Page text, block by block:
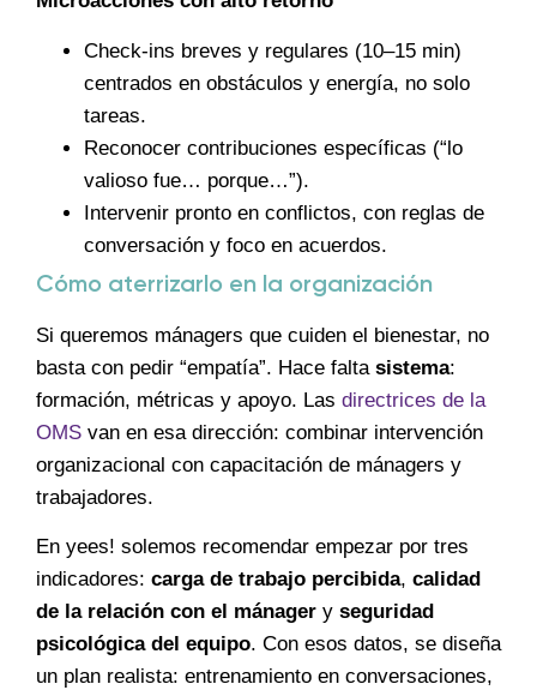
Check-ins breves y regulares (10–15 min)
centrados en obstáculos y energía, no solo
tareas.
Reconocer contribuciones específicas (“lo
valioso fue… porque…”).
Intervenir pronto en conflictos, con reglas de
conversación y foco en acuerdos.
Cómo aterrizarlo en la organización
Si queremos mánagers que cuiden el bienestar, no
basta con pedir “empatía”. Hace falta sistema:
formación, métricas y apoyo. Las directrices de la
OMS van en esa dirección: combinar intervención
organizacional con capacitación de mánagers y
trabajadores.
En yees! solemos recomendar empezar por tres
indicadores: carga de trabajo percibida, calidad
de la relación con el mánager y seguridad
psicológica del equipo. Con esos datos, se diseña
un plan realista: entrenamiento en conversaciones,